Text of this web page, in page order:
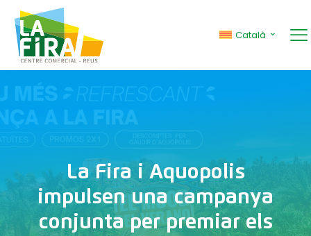
Català
La Fira i Aquopolis
impulsen una campanya
conjunta per premiar els